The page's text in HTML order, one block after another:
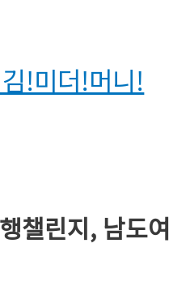
!미더!머니!
챌린지, 남도여